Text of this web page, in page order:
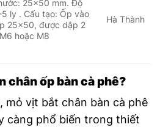
25×50 mm.Độ
ly . Cấu tạo: Ốp vào
25×50, được dập 2
hoặc M8
Hà Thành
chân ốp bàn cà phê?
mỏ vịt bắt chân bàn cà phê
càng phổ biến trong thiết